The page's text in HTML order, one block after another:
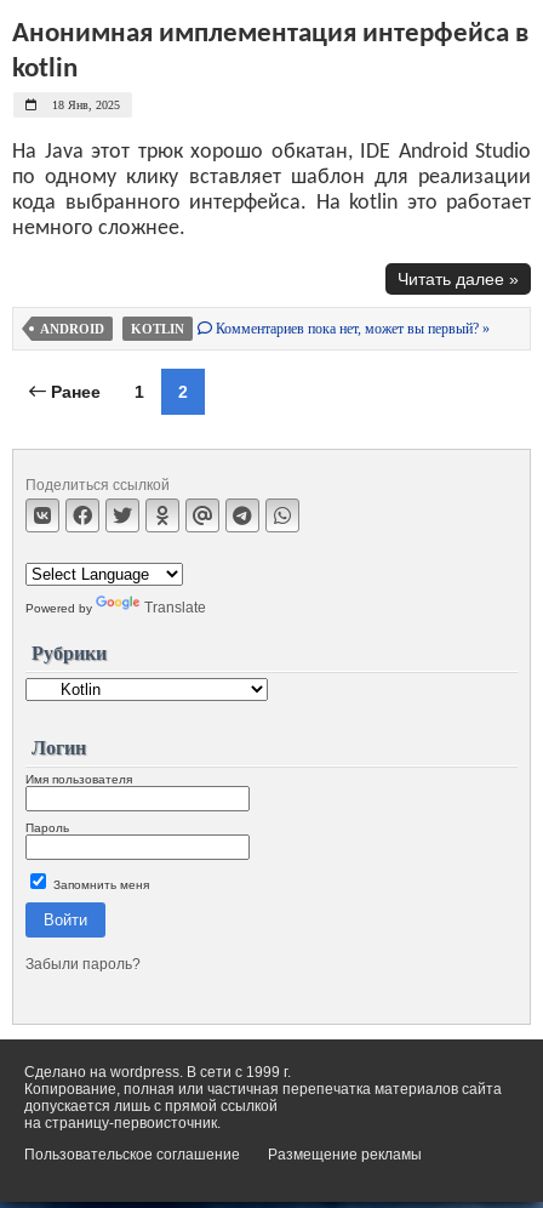
Анонимная имплементация интерфейса в
kotlin
18 Янв, 2025
На Java этот трюк хорошо обкатан, IDE Android Studio
по одному клику вставляет шаблон для реализации
кода выбранного интерфейса. На kotlin это работает
немного сложнее.
Читать далее »
ANDROID KOTLIN Комментариев пока нет, может вы первый? »
Ранее 1 2
Поделиться ссылкой
Powered by Translate
Рубрики
Логин
Имя пользователя
Пароль
Запомнить меня
Войти
Забыли пароль?
Сделано на wordpress. В сети с 1999 г.
Копирование, полная или частичная перепечатка материалов сайта
допускается лишь с прямой ссылкой
на страницу-первоисточник.
Пользовательское соглашение
Размещение рекламы